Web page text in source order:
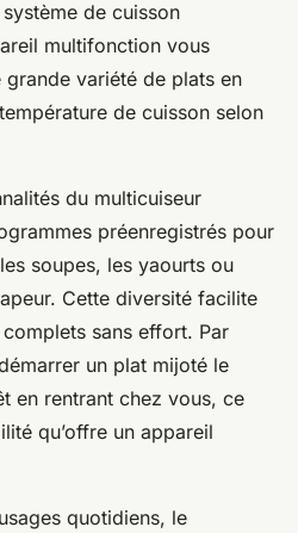
de cuisson
multifonction vous
variété de plats en
de cuisson selon
du multicuiseur
préenregistrés pour
soupes, les yaourts ou
Cette diversité facilite
sans effort. Par
un plat mijoté le
en rentrant chez vous, ce
qu’offre un appareil
quotidiens, le